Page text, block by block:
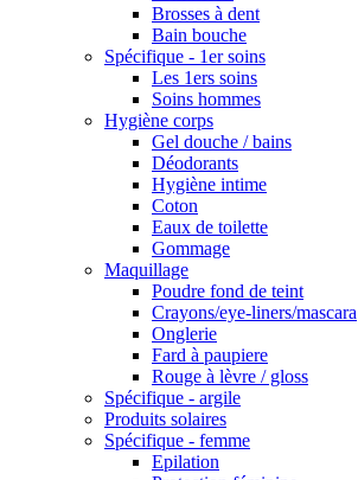
Brosses à dent
Bain bouche
Spécifique - 1er soins
Les 1ers soins
Soins hommes
Hygiène corps
Gel douche / bains
Déodorants
Hygiène intime
Coton
Eaux de toilette
Gommage
Maquillage
Poudre fond de teint
Crayons/eye-liners/mascara
Onglerie
Fard à paupiere
Rouge à lèvre / gloss
Spécifique - argile
Produits solaires
Spécifique - femme
Epilation